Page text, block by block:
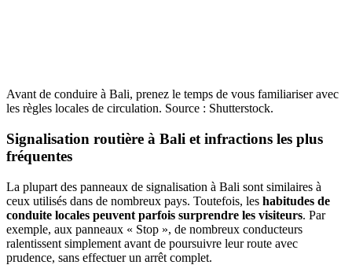
Avant de conduire à Bali, prenez le temps de vous familiariser avec
les règles locales de circulation. Source : Shutterstock.
Signalisation routière à Bali et infractions les plus
fréquentes
La plupart des panneaux de signalisation à Bali sont similaires à
ceux utilisés dans de nombreux pays. Toutefois, les habitudes de
conduite locales peuvent parfois surprendre les visiteurs. Par
exemple, aux panneaux « Stop », de nombreux conducteurs
ralentissent simplement avant de poursuivre leur route avec
prudence, sans effectuer un arrêt complet.